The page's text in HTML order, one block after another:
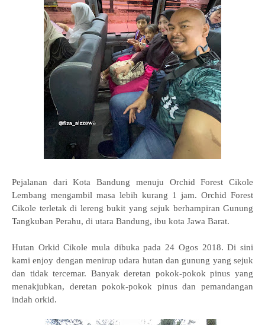
Pejalanan dari Kota Bandung menuju Orchid Forest Cikole
Lembang mengambil masa lebih kurang 1 jam. Orchid Forest
Cikole terletak di lereng bukit yang sejuk berhampiran Gunung
Tangkuban Perahu, di utara Bandung, ibu kota Jawa Barat.
Hutan Orkid Cikole mula dibuka pada 24 Ogos 2018. Di sini
kami enjoy dengan menirup udara hutan dan gunung yang sejuk
dan tidak tercemar. Banyak deretan pokok-pokok pinus yang
menakjubkan, deretan pokok-pokok pinus dan pemandangan
indah orkid.